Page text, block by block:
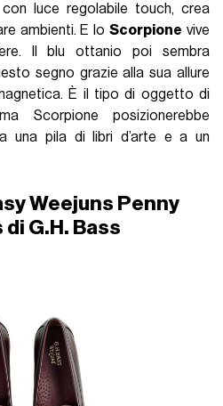
luce regolabile touch, crea
ambienti. E loScorpione vive
Il blu ottanio poi sembra
segno grazie alla sua allure
È il tipo di oggetto di
Scorpione posizionerebbe
una pila di libri d’arte e a un
Weejuns Penny
di G.H. Bass